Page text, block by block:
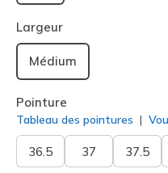
sélectionné
Largeur
Médium
Pointure
Tableau des pointures
36.5 37 37.5